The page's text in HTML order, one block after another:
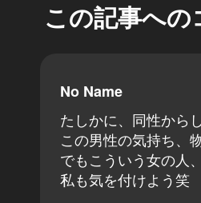
この記事への
No Name
たしかに、同性から
この男性の気持ち、
でもこういう女の人
私も気を付けよう笑